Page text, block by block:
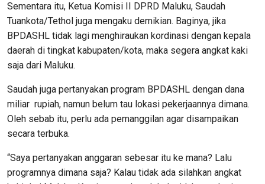
Sementara itu, Ketua Komisi II DPRD Maluku, Saudah
Tuankota/Tethol juga mengaku demikian. Baginya, jika
BPDASHL tidak lagi menghiraukan kordinasi dengan kepala
daerah di tingkat kabupaten/kota, maka segera angkat kaki
saja dari Maluku.
Saudah juga pertanyakan program BPDASHL dengan dana
miliar rupiah, namun belum tau lokasi pekerjaannya dimana.
Oleh sebab itu, perlu ada pemanggilan agar disampaikan
secara terbuka.
“Saya pertanyakan anggaran sebesar itu ke mana? Lalu
programnya dimana saja? Kalau tidak ada silahkan angkat